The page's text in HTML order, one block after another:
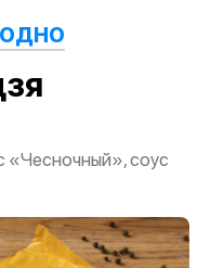
«Чесночный», соус